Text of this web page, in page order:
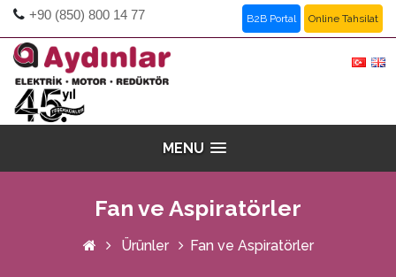
+90 (850) 800 14 77 B2B Portal Online Tahsilat
MENU
Fan ve Aspiratörler
Ürünler Fan ve Aspiratörler